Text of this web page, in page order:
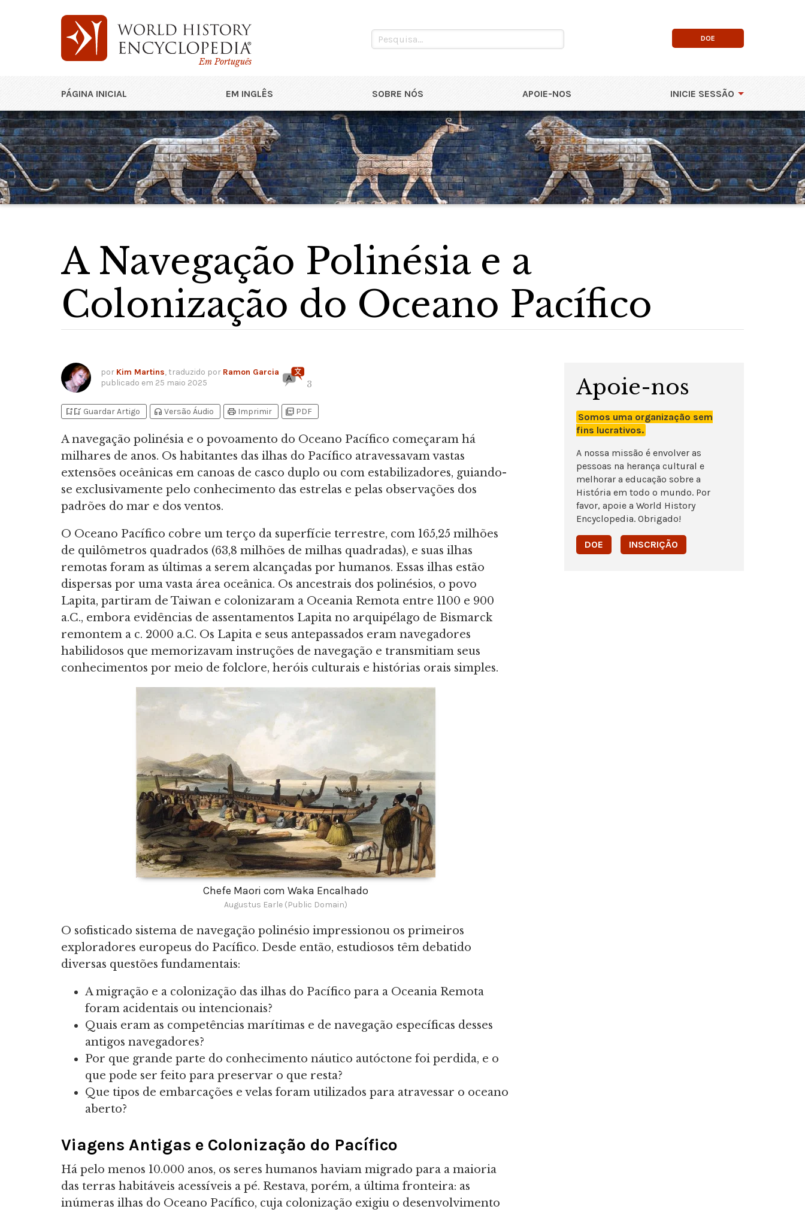
Em Português
DOE
PÁGINA INICIAL EM INGLÊS SOBRE NÓS APOIE-NOS INICIE SESSÃO
A Navegação Polinésia e a
Colonização do Oceano Pacífico
por Kim Martins, traduzido por Ramon Garcia
publicado em 25 maio 2025 3
bookmark_addbookmark_added Guardar Artigo headphones Versão Áudio print Imprimir picture_as_pdf PDF
A navegação polinésia e o povoamento do Oceano Pacífico começaram há
milhares de anos. Os habitantes das ilhas do Pacífico atravessavam vastas
extensões oceânicas em canoas de casco duplo ou com estabilizadores, guiando-
se exclusivamente pelo conhecimento das estrelas e pelas observações dos
padrões do mar e dos ventos.
O Oceano Pacífico cobre um terço da superfície terrestre, com 165,25 milhões
de quilômetros quadrados (63,8 milhões de milhas quadradas), e suas ilhas
remotas foram as últimas a serem alcançadas por humanos. Essas ilhas estão
dispersas por uma vasta área oceânica. Os ancestrais dos polinésios, o povo
Lapita, partiram de Taiwan e colonizaram a Oceania Remota entre 1100 e 900
a.C., embora evidências de assentamentos Lapita no arquipélago de Bismarck
remontem a c. 2000 a.C. Os Lapita e seus antepassados eram navegadores
habilidosos que memorizavam instruções de navegação e transmitiam seus
conhecimentos por meio de folclore, heróis culturais e histórias orais simples.
Chefe Maori com Waka Encalhado
Augustus Earle (Public Domain)
O sofisticado sistema de navegação polinésio impressionou os primeiros
exploradores europeus do Pacífico. Desde então, estudiosos têm debatido
diversas questões fundamentais:
A migração e a colonização das ilhas do Pacífico para a Oceania Remota
foram acidentais ou intencionais?
Quais eram as competências marítimas e de navegação específicas desses
antigos navegadores?
Por que grande parte do conhecimento náutico autóctone foi perdida, e o
que pode ser feito para preservar o que resta?
Que tipos de embarcações e velas foram utilizados para atravessar o oceano
aberto?
Viagens Antigas e Colonização do Pacífico
Há pelo menos 10.000 anos, os seres humanos haviam migrado para a maioria
das terras habitáveis acessíveis a pé. Restava, porém, a última fronteira: as
inúmeras ilhas do Oceano Pacífico, cuja colonização exigiu o desenvolvimento
Apoie-nos
Somos uma organização sem
fins lucrativos.
A nossa missão é envolver as
pessoas na herança cultural e
melhorar a educação sobre a
História em todo o mundo. Por
favor, apoie a World History
Encyclopedia. Obrigado!
DOE INSCRIÇÃO